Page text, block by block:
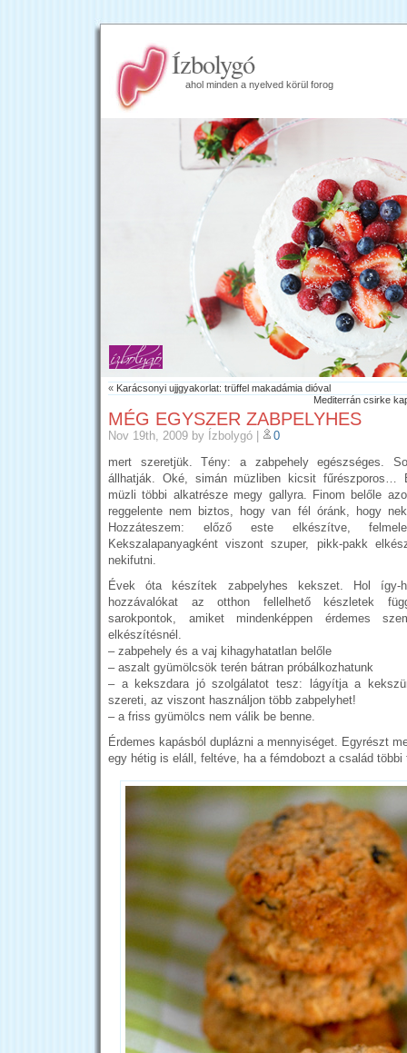
Ízbolygó
ahol minden a nyelved körül forog
« Karácsonyi ujjgyakorlat: trüffel makadámia dióval
Mediterrán csirke
MÉG EGYSZER ZABPELYHES
Nov 19th, 2009 by Ízbolygó |
0
mert szeretjük. Tény: a zabpehely egészséges.
állhatják. Oké, simán müzliben kicsit fűrészporos…
müzli többi alkatrésze megy gallyra. Finom belőle
reggelente nem biztos, hogy van fél óránk, hogy
Hozzáteszem: előző este elkészítve,
Kekszalapanyagként viszont szuper, pikk-pakk
nekifutni.
Évek óta készítek zabpelyhes kekszet. Hol így-
hozzávalókat az otthon fellelhető készletek
sarokpontok, amiket mindenképpen érdemes
elkészítésnél.
– zabpehely és a vaj kihagyhatatlan belőle
– aszalt gyümölcsök terén bátran próbálkozhatunk
– a kekszdara jó szolgálatot tesz: lágyítja a
szereti, az viszont használjon több zabpelyhet!
– a friss gyümölcs nem válik be benne.
Érdemes kapásból duplázni a mennyiséget. Egyrészt
egy hétig is eláll, feltéve, ha a fémdobozt a család többi